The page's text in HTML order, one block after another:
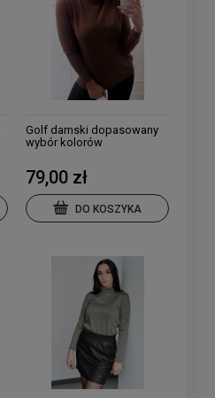
Golf damski dopasowany
wybór kolorów
79,00 zł
DO KOSZYKA